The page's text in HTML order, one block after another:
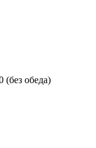
(без обеда)